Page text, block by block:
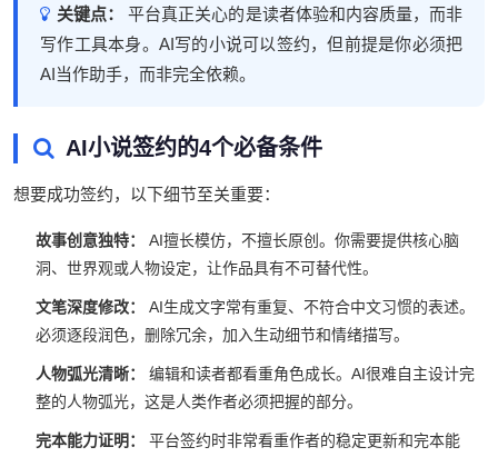
关键点：
平台真正关心的是读者体验和内容质量，而非
写作工具本身。AI写的小说可以签约，但前提是你必须把
AI当作助手，而非完全依赖。
AI小说签约的4个必备条件
想要成功签约，以下细节至关重要：
故事创意独特：
AI擅长模仿，不擅长原创。你需要提供核心脑
洞、世界观或人物设定，让作品具有不可替代性。
文笔深度修改：
AI生成文字常有重复、不符合中文习惯的表述。
必须逐段润色，删除冗余，加入生动细节和情绪描写。
人物弧光清晰：
编辑和读者都看重角色成长。AI很难自主设计完
整的人物弧光，这是人类作者必须把握的部分。
完本能力证明：
平台签约时非常看重作者的稳定更新和完本能